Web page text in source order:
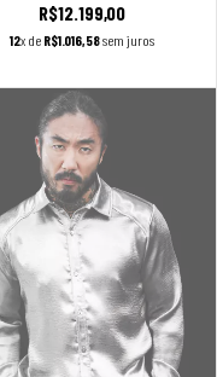
R$12.199,00
12x de R$1.016,58sem juros